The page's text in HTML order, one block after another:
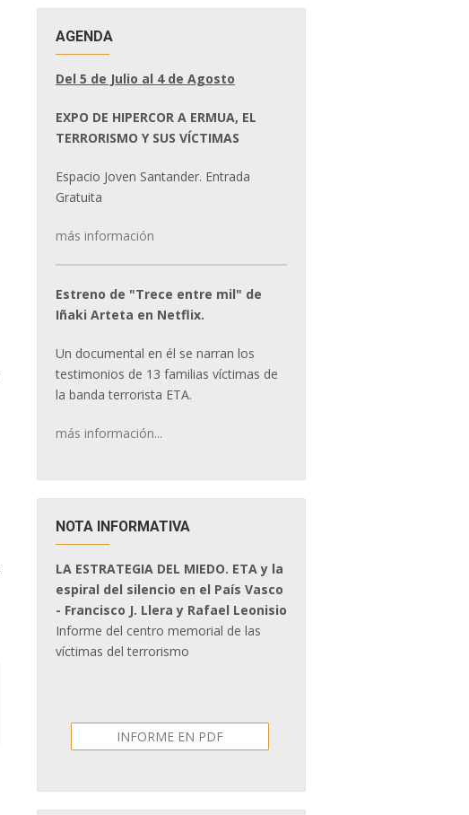
AGENDA
Del 5 de Julio al 4 de Agosto
EXPO DE HIPERCOR A ERMUA, EL
TERRORISMO Y SUS VÍCTIMAS
Espacio Joven Santander. Entrada
Gratuita
más información
Estreno de "Trece entre mil" de
Iñaki Arteta en Netflix.
Un documental en él se narran los
testimonios de 13 familias víctimas de
la banda terrorista ETA.
más información...
NOTA INFORMATIVA
LA ESTRATEGIA DEL MIEDO. ETA y la
espiral del silencio en el País Vasco
- Francisco J. Llera y Rafael Leonisio
Informe del centro memorial de las
víctimas del terrorismo
INFORME EN PDF